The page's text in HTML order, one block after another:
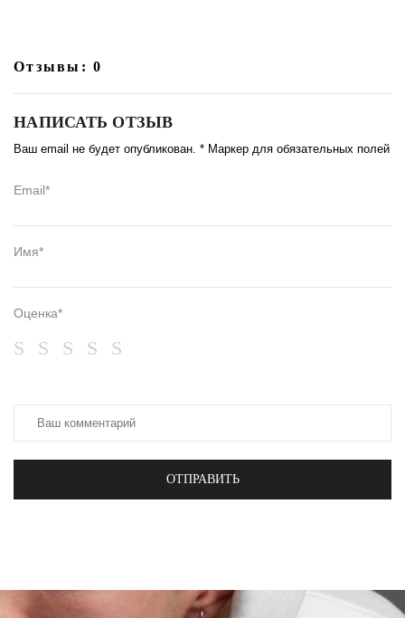
Отзывы: 0
НАПИСАТЬ ОТЗЫВ
Ваш email не будет опубликован. * Маркер для обязательных полей
Email*
Имя*
Оценка*
ОТПРАВИТЬ